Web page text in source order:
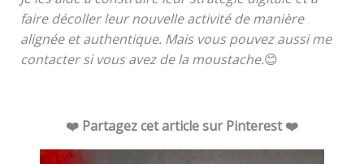
faire décoller leur nouvelle activité de manière
alignée et authentique. Mais vous pouvez aussi me
contacter si vous avez de la moustache.😊
❤️ Partagez cet article sur Pinterest ❤️